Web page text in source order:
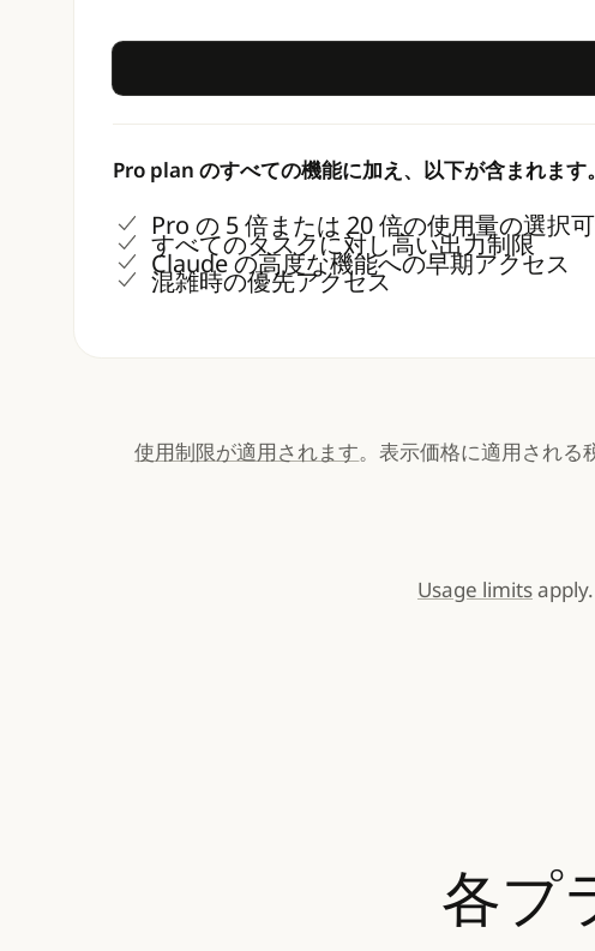
Pro plan のすべての機能に加え、以下が含まれます。
Pro の 5 倍または 20 倍の使用量の選択
すべてのタスクに対し高い出力制限
Claude の高度な機能への早期アクセス
混雑時の優先アクセス
使用制限が適用されます。表示価格に適用される
Usage limits
各プ